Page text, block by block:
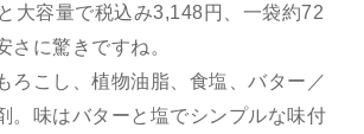
大容量で税込み3,148円、一袋約72
さに驚きですね。
ろこし、植物油脂、食塩、バター／
。味はバターと塩でシンプルな味付